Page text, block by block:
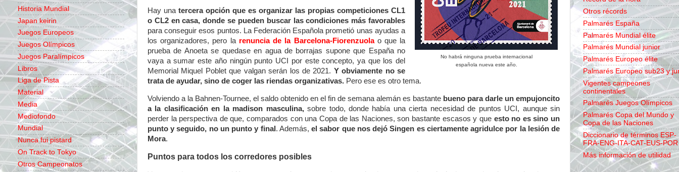
No habrá ninguna prueba internacional
española nueva este año.
Hay unatercera opción que es organizar las propias competiciones CL1
o CL2 en casa, donde se pueden buscar las condiciones más favorables
para conseguir esos puntos. La Federación Española prometió unas ayudas a
los organizadores, pero la renuncia de la Barcelona-Fiorenzuolao que la
prueba de Anoeta se quedase en agua de borrajas supone que España no
vaya a sumar este año ningún punto UCI por este concepto, ya que los del
Memorial Miquel Poblet que valgan serán los de 2021. Y obviamente no se
trata de ayudar, sino de coger las riendas organizativas. Pero ese es otro tema.
Volviendo a la Bahnen-Tournee, el saldo obtenido en el fin de semana alemán es bastante bueno para darle un empujoncito
a la clasificación en la madison masculina,sobre todo, donde había una cierta necesidad de puntos UCI, aunque sin
perder la perspectiva de que, comparados con una Copa de las Naciones, son bastante escasos y que esto no es sino un
punto y seguido, no un punto y final . Además,el sabor que nos dejó Singen es ciertamente agridulce por la lesión de
Mora.
Puntos para todos los corredores posibles
Historia Mundial
Japan keirin
Juegos Europeos
Juegos Olímpicos
Juegos Paralímpicos
Libros
Liga de Pista
Material
Media
Mediofondo
Mundial
Nunca fui pistard
On Track to Tokyo
Otros Campeonatos
Otros récords
Palmarés España
Palmarés Mundial élite
Palmarés Mundial junior
Palmarés Europeo élite
Palmarés Europeo sub23 y
Vigentes campeones
continentales
Palmarés Juegos Olímpicos
Palmarés Copa del Mundo y
Copa de las Naciones
Diccionario de términos ESP-
FRA-ENG-ITA-CAT-EUS-POR
Más información de utilidad